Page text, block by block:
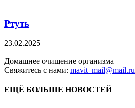
Ртуть
23.02.2025
Домашнее очищение организма
Свяжитесь с нами: mavit_mail@mail.ru
ЕЩЁ БОЛЬШЕ НОВОСТЕЙ